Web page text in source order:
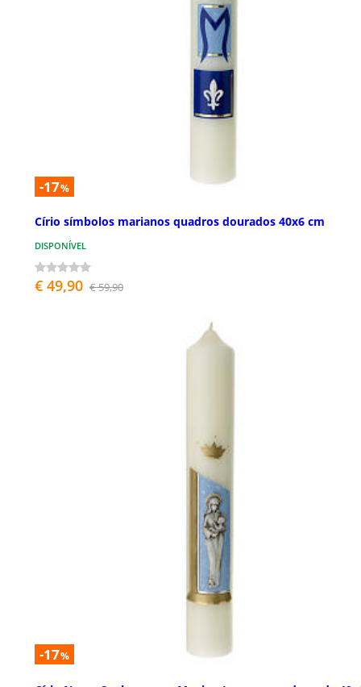
-17%
Círio símbolos marianos quadros dourados 40x6 cm
DISPONÍVEL
€ 49,90 € 59,90
-17%